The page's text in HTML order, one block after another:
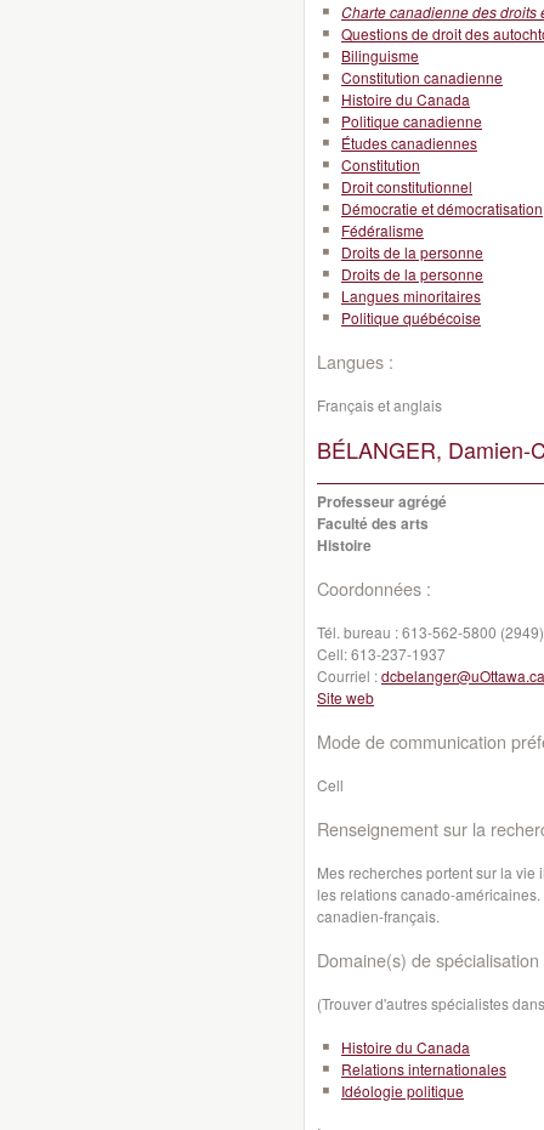
Charte canadienne des droits
Questions de droit des
Bilinguisme
Constitution canadienne
Histoire du Canada
Politique canadienne
Études canadiennes
Constitution
Droit constitutionnel
Démocratie et démocratisation
Fédéralisme
Droits de la personne
Droits de la personne
Langues minoritaires
Politique québécoise
Langues :
Français et anglais
BÉLANGER, Damien-
Professeur agrégé
Faculté des arts
Histoire
Coordonnées :
Tél. bureau :613-562-5800 (2949)
Cell:613-237-1937
Courriel :dcbelanger@uOttawa.ca
Site web
Mode de communication
Cell
Renseignement sur la
Mes recherches portent sur la
les relations canado-
canadien-français.
Domaine(s) de spécialisation
(Trouver d'autres spécialistes
Histoire du Canada
Relations internationales
Idéologie politique